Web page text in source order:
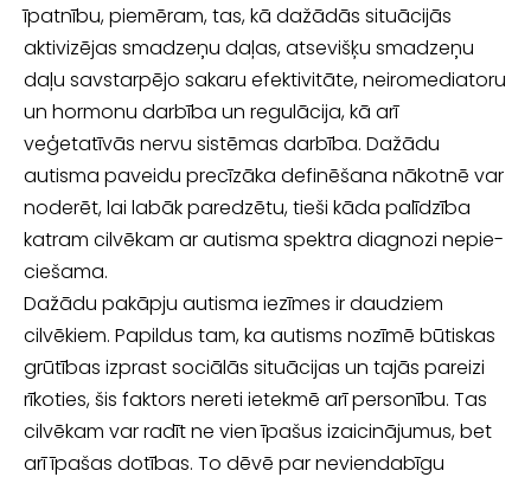
īpatnību, piemēram, tas, kā dažādās situācijās
aktivizējas smadzeņu daļas, atsevišķu smadzeņu
daļu savstarpējo sakaru efektivitāte, neiromediatoru
un hormonu darbība un regulācija, kā arī
veģetatīvās nervu sistēmas darbība. Dažādu
autisma paveidu precīzāka definēšana nākotnē var
noderēt, lai labāk pa­redzētu, tieši kāda palīdzība
katram cilvēkam ar autisma spektra diagnozi nepie­
ciešama.
Dažādu pakāpju autisma iezīmes ir daudziem
cilvēkiem. Papildus tam, ka au­tisms nozīmē būtiskas
grūtības izprast sociālās situācijas un tajās pareizi
rīkoties, šis faktors nereti ietekmē arī personību. Tas
cilvēkam var radīt ne vien īpašus izaicinājumus, bet
arī īpašas dotības. To dēvē par neviendabīgu